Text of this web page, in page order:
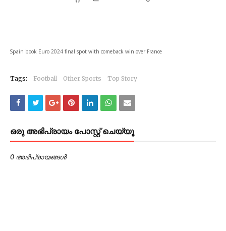
Spain book Euro 2024 final spot with comeback win over France
Tags: Football Other Sports Top Story
ഒരു അഭിപ്രായം പോസ്റ്റ് ചെയ്യൂ
0 അഭിപ്രായങ്ങള്‍